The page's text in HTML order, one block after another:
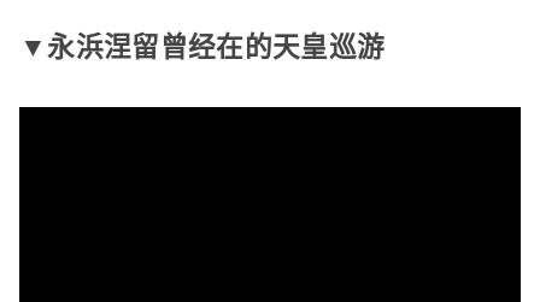
▼永浜涅留曾经在的天皇巡游